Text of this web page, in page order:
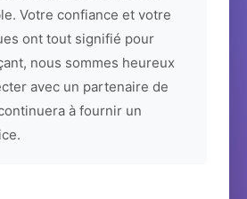
Votre confiance et votre
ont tout signifié pour
nous sommes heureux
avec un partenaire de
à fournir un